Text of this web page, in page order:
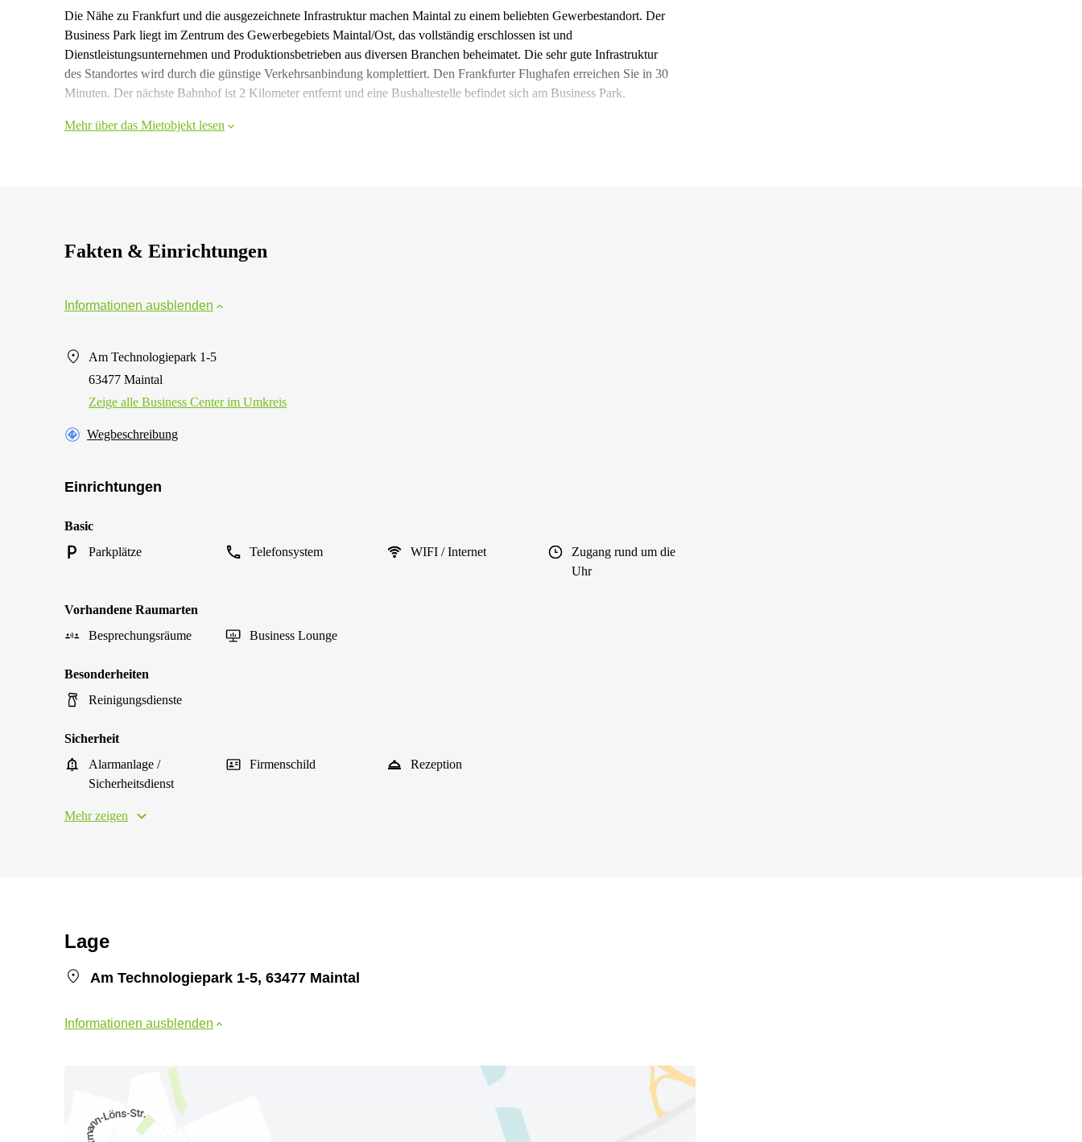
Die Nähe zu Frankfurt und die ausgezeichnete Infrastruktur machen Maintal zu einem beliebten Gewerbestandort. Der
Business Park liegt im Zentrum des Gewerbegebiets Maintal/Ost, das vollständig erschlossen ist und
Dienstleistungsunternehmen und Produktionsbetrieben aus diversen Branchen beheimatet. Die sehr gute Infrastruktur
des Standortes wird durch die günstige Verkehrsanbindung komplettiert. Den Frankfurter Flughafen erreichen Sie in 30
Minuten. Der nächste Bahnhof ist 2 Kilometer entfernt und eine Bushaltestelle befindet sich am Business Park.
Mehr über das Mietobjekt lesen
Fakten & Einrichtungen
Informationen ausblenden
Am Technologiepark 1-5
63477 Maintal
Zeige alle Business Center im Umkreis
Wegbeschreibung
Einrichtungen
Basic
Parkplätze
Telefonsystem WIFI / Internet
Zugang rund um die
Uhr
Vorhandene Raumarten
Besprechungsräume
Business Lounge
Besonderheiten
Reinigungsdienste
Sicherheit
Alarmanlage /
Sicherheitsdienst
Firmenschild Rezeption
Mehr zeigen
Lage
Am Technologiepark 1-5, 63477 Maintal
Informationen ausblenden